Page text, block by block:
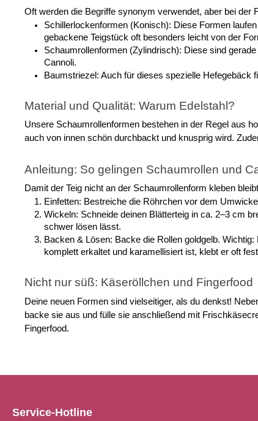
Oft werden die Begriffe synonym verwendet, aber bei der
Schillerlockenformen (Konisch): Diese Formen
gebackene Teigstück oft besonders leicht von der
Schaumrollenformen (Zylindrisch): Diese sind
Cannoli.
Baumstriezel: Auch für dieses spezielle
Material und Qualität: Warum Edelstahl?
Unsere Schaumrollenformen bestehen in der Regel aus
auch von innen schön durchbackt und knusprig wird.
Anleitung: So gelingen Schaumrollen und
Damit der Teig nicht an der Schaumrollenform kleben
Einfetten: Bestreiche die Röhrchen vor dem
Wickeln: Schneide deinen Blätterteig in ca. 2–3 cm
schwer lösen lässt.
Backen & Lösen: Backe die Rollen goldgelb.
komplett erkaltet und karamellisiert ist, klebt er oft
Nicht nur süß: Käseröllchen und Fingerfood
Deine neuen Formen sind vielseitiger, als du denkst!
backe sie aus und fülle sie anschließend mit
Fingerfood.
Service-Hotline